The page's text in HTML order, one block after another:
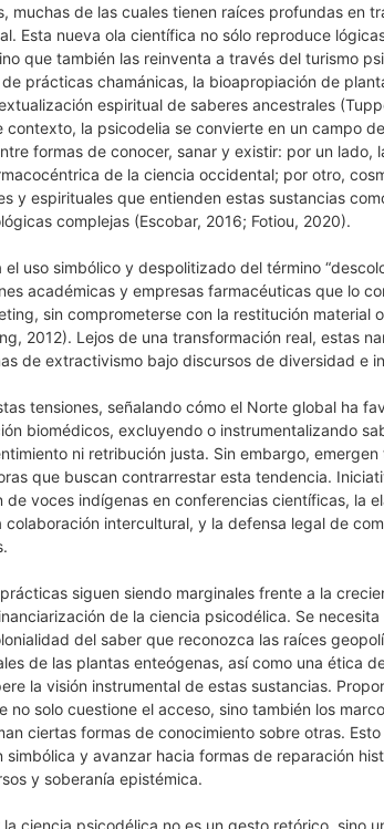
muchas de las cuales tienen raíces profundas en
Esta nueva ola científica no sólo reproduce
que también las reinventa a través del turismo
prácticas chamánicas, la bioapropiación de
espiritual de saberes ancestrales
contexto, la psicodelia se convierte en un campo
formas de conocer, sanar y existir: por un lado,
de la ciencia occidental; por otro,
y espirituales que entienden estas sustancias
complejas (Escobar, 2016; Fotiou, 2020).
el uso simbólico y despolitizado del término
académicas y empresas farmacéuticas que lo
sin comprometerse con la restitución material o
2012). Lejos de una transformación real, estas
de extractivismo bajo discursos de diversidad e
tensiones, señalando cómo el Norte global ha
biomédicos, excluyendo o instrumentalizando
ni retribución justa. Sin embargo, emergen
que buscan contrarrestar esta tendencia.
de voces indígenas en conferencias científicas, la
colaboración intercultural, y la defensa legal de
siguen siendo marginales frente a la
de la ciencia psicodélica. Se necesita
del saber que reconozca las raíces
de las plantas enteógenas, así como una ética
la visión instrumental de estas sustancias.
no solo cuestione el acceso, sino también los
ciertas formas de conocimiento sobre otras.
simbólica y avanzar hacia formas de reparación
y soberanía epistémica.
la ciencia psicodélica no es un gesto retórico, sino